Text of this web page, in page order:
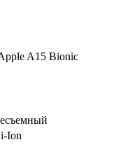
A15 Bionic
Ion